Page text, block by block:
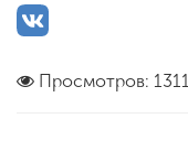
Просмотров: 1311